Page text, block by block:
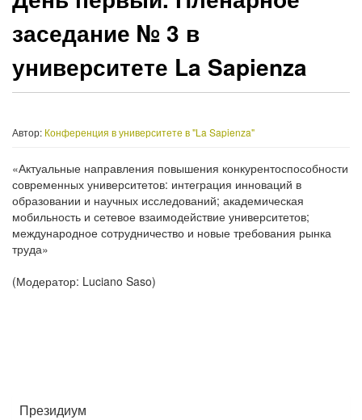
заседание № 3 в
университете La Sapienza
Автор: Конференция в университете в "La Sapienza"
«Актуальные направления повышения конкурентоспособности
современных университетов: интеграция инноваций в
образовании и научных исследований; академическая
мобильность и сетевое взаимодействие университетов;
международное сотрудничество и новые требования рынка
труда»
(Модератор: Luciano Saso)
Президиум